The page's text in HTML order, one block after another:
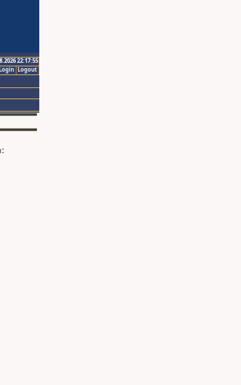
22:17:55
Logout